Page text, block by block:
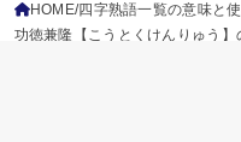
HOME 四字熟語一覧の意味と
功徳兼隆【こうとくけんりゅう】